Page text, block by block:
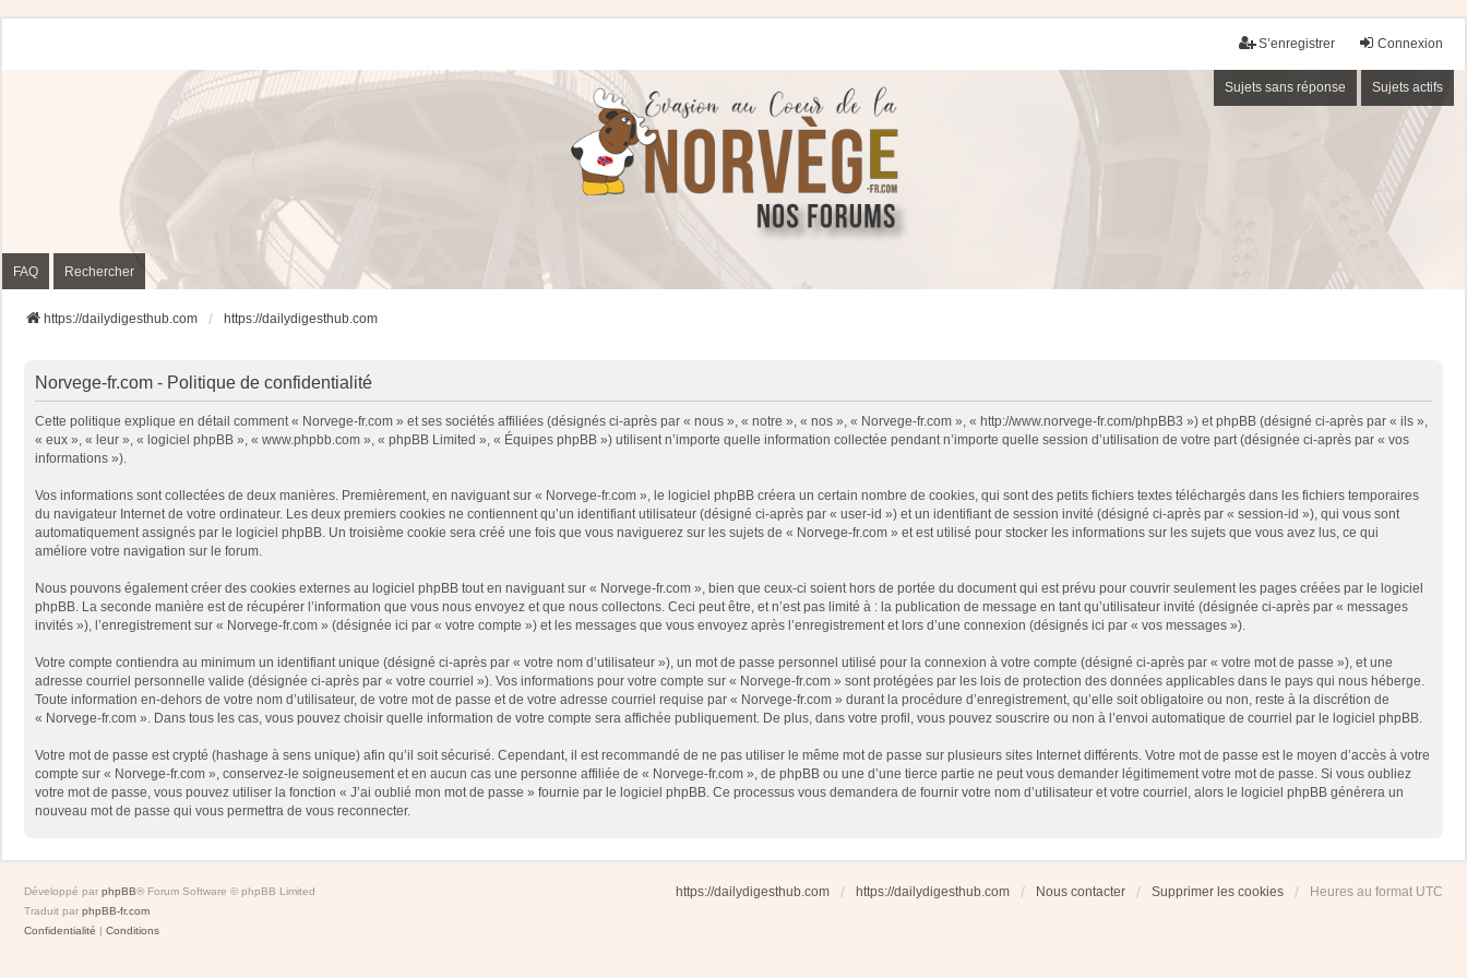
Connexion
S’enregistrer
Sujets sans réponse Sujets actifs
FAQ Rechercher
https://dailydigesthub.com https://dailydigesthub.com
Norvege-fr.com - Politique de confidentialité
Cette politique explique en détail comment « Norvege-fr.com » et ses sociétés affiliées (désignés ci-après par « nous », « notre », « nos », « Norvege-fr.com », « http://www.norvege-fr.com/phpBB3 ») et phpBB (désigné ci-après par « ils »,
« eux », « leur », « logiciel phpBB », « www.phpbb.com », « phpBB Limited », « Équipes phpBB ») utilisent n’importe quelle information collectée pendant n’importe quelle session d’utilisation de votre part (désignée ci-après par « vos
informations »).
Vos informations sont collectées de deux manières. Premièrement, en naviguant sur « Norvege-fr.com », le logiciel phpBB créera un certain nombre de cookies, qui sont des petits fichiers textes téléchargés dans les fichiers temporaires
du navigateur Internet de votre ordinateur. Les deux premiers cookies ne contiennent qu’un identifiant utilisateur (désigné ci-après par « user-id ») et un identifiant de session invité (désigné ci-après par « session-id »), qui vous sont
automatiquement assignés par le logiciel phpBB. Un troisième cookie sera créé une fois que vous naviguerez sur les sujets de « Norvege-fr.com » et est utilisé pour stocker les informations sur les sujets que vous avez lus, ce qui
améliore votre navigation sur le forum.
Nous pouvons également créer des cookies externes au logiciel phpBB tout en naviguant sur « Norvege-fr.com », bien que ceux-ci soient hors de portée du document qui est prévu pour couvrir seulement les pages créées par le logiciel
phpBB. La seconde manière est de récupérer l’information que vous nous envoyez et que nous collectons. Ceci peut être, et n’est pas limité à : la publication de message en tant qu’utilisateur invité (désignée ci-après par « messages
invités »), l’enregistrement sur « Norvege-fr.com » (désignée ici par « votre compte ») et les messages que vous envoyez après l’enregistrement et lors d’une connexion (désignés ici par « vos messages »).
Votre compte contiendra au minimum un identifiant unique (désigné ci-après par « votre nom d’utilisateur »), un mot de passe personnel utilisé pour la connexion à votre compte (désigné ci-après par « votre mot de passe »), et une
adresse courriel personnelle valide (désignée ci-après par « votre courriel »). Vos informations pour votre compte sur « Norvege-fr.com » sont protégées par les lois de protection des données applicables dans le pays qui nous héberge.
Toute information en-dehors de votre nom d’utilisateur, de votre mot de passe et de votre adresse courriel requise par « Norvege-fr.com » durant la procédure d’enregistrement, qu’elle soit obligatoire ou non, reste à la discrétion de
« Norvege-fr.com ». Dans tous les cas, vous pouvez choisir quelle information de votre compte sera affichée publiquement. De plus, dans votre profil, vous pouvez souscrire ou non à l’envoi automatique de courriel par le logiciel phpBB.
Votre mot de passe est crypté (hashage à sens unique) afin qu’il soit sécurisé. Cependant, il est recommandé de ne pas utiliser le même mot de passe sur plusieurs sites Internet différents. Votre mot de passe est le moyen d’accès à votre
compte sur « Norvege-fr.com », conservez-le soigneusement et en aucun cas une personne affiliée de « Norvege-fr.com », de phpBB ou une d’une tierce partie ne peut vous demander légitimement votre mot de passe. Si vous oubliez
votre mot de passe, vous pouvez utiliser la fonction « J’ai oublié mon mot de passe » fournie par le logiciel phpBB. Ce processus vous demandera de fournir votre nom d’utilisateur et votre courriel, alors le logiciel phpBB générera un
nouveau mot de passe qui vous permettra de vous reconnecter.
https://dailydigesthub.com https://dailydigesthub.com Nous contacter Supprimer les cookies Heures au format UTC
Développé par phpBB® Forum Software © phpBB Limited
Traduit par phpBB-fr.com
Confidentialité | Conditions